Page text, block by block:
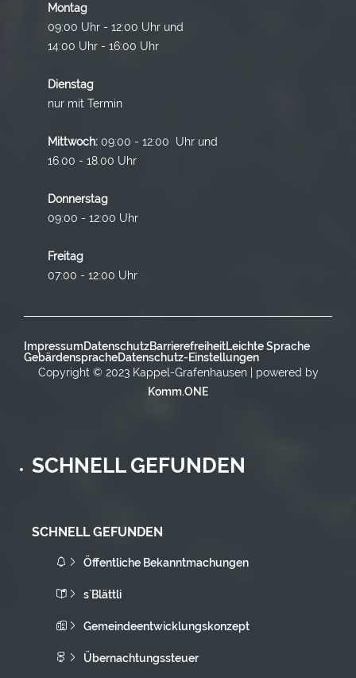
Montag
09:00 Uhr - 12:00 Uhr und
14:00 Uhr - 16:00 Uhr
Dienstag
nur mit Termin
Mittwoch: 09:00 - 12:00 Uhr und
16.00 - 18.00 Uhr
Donnerstag
09:00 - 12:00 Uhr
Freitag
07:00 - 12:00 Uhr
ImpressumDatenschutzBarrierefreiheitLeichte Sprache
GebärdenspracheDatenschutz-Einstellungen
Copyright © 2023 Kappel-Grafenhausen | powered by
Komm.ONE
SCHNELL GEFUNDEN
SCHNELL GEFUNDEN
Öffentliche Bekanntmachungen
s`Blättli
Gemeindeentwicklungskonzept
Übernachtungssteuer